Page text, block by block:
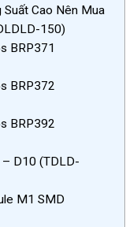
Cao Nên Mua
150)
BRP371
BRP372
BRP392
D10 (TDLD-
M1 SMD